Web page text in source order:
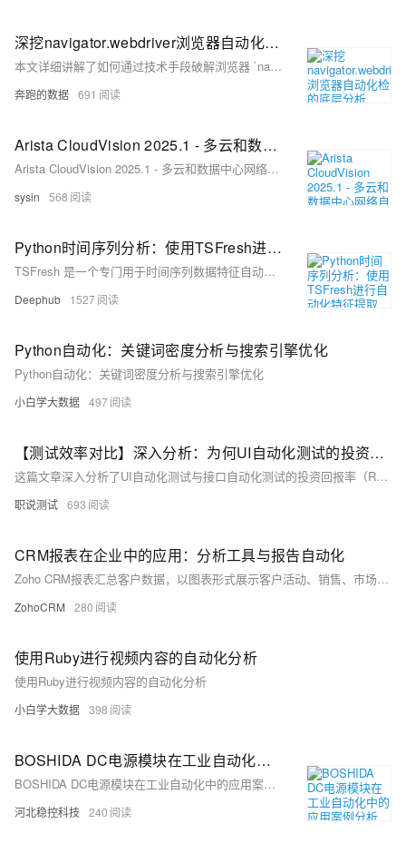
深挖navigator.webdriver浏览器自动化检测的底层分析
本文详细讲解了如何通过技术手段破解浏览器 `navigator.webdriver` 检测，结合爬虫代理、多线程等策略，在豆瓣图书页面批量采集数据。具体包括：隐藏 Selenium 特征、配置代理突破 IP 限制、设置伪装用户、利用多线程提升效率。文章面向初学者，提供分步教程与示例代码，同时设有「陷阱警告」帮助规避常见问题。目标是从底层实现反检测，高效采集图书评分、简介、作者等信息，适合具备 Python 和 Selenium 基础的读者实践学习。
奔跑的数据 691
Arista CloudVision 2025.1 - 多云和数据中心网络自动化、监控和分析
Arista CloudVision 2025.1 - 多云和数据中心网络自动化、监控和分析
sysin 568
Python时间序列分析：使用TSFresh进行自动化特征提取
TSFresh 是一个专门用于时间序列数据特征自动提取的框架，支持分类、回归和异常检测等机器学习任务。它通过自动化特征工程流程，处理数百个统计特征（如均值、方差、自相关性等），并通过假设检验筛选显著特征，提升分析效率。TSFresh 支持单变量和多变量时间序列数据，能够与 scikit-learn 等库无缝集成，适用于大规模时间序列数据的特征提取与模型训练。其工作流程包括数据格式转换、特征提取和选择，并提供可视化工具帮助理解特征分布及与目标变量的关系。
Deephub 1527
Python自动化：关键词密度分析与搜索引擎优化
Python自动化：关键词密度分析与搜索引擎优化
小白学大数据 497
【测试效率对比】深入分析：为何UI自动化测试的投资回报率通常低于接口自动化测试？
这篇文章深入分析了UI自动化测试与接口自动化测试的投资回报率（ROI）问题，指出UI自动化测试在某些情况下的ROI并不低，反驳了没有实施过UI自动化就轻易下结论的观点，并强调了实践的重要性和自动化测试在项目迭代中的作用。
职说测试 693
CRM报表在企业中的应用：分析工具与报告自动化
Zoho CRM报表汇总客户数据，以图表形式展示客户活动、销售、市场趋势，支持定制。报表功能包括数据分析、业绩评估、预测规划和监控调整。关键在于数据质量、报表定制、员工培训及持续优化。CRM报表帮助企业做决策，提升竞争力，是数字化转型的重要工具。
ZohoCRM 280
使用Ruby进行视频内容的自动化分析
使用Ruby进行视频内容的自动化分析
小白学大数据 398
BOSHIDA DC电源模块在工业自动化中的应用案例分析
BOSHIDA DC电源模块在工业自动化中的应用案例分析 BOSHIDA DC电源模块在工业自动化中有很多应用案例，以下是其中几个典型的例子：
河北稳控科技 240